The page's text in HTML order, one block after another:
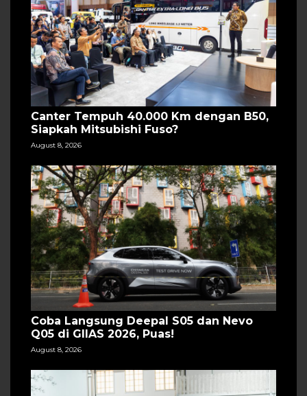
Canter Tempuh 40.000 Km dengan B50,
Siapkah Mitsubishi Fuso?
August 8, 2026
Coba Langsung Deepal S05 dan Nevo
Q05 di GIIAS 2026, Puas!
August 8, 2026